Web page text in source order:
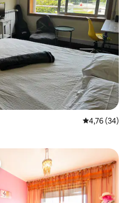
Gemiddelde
4,76 (34)